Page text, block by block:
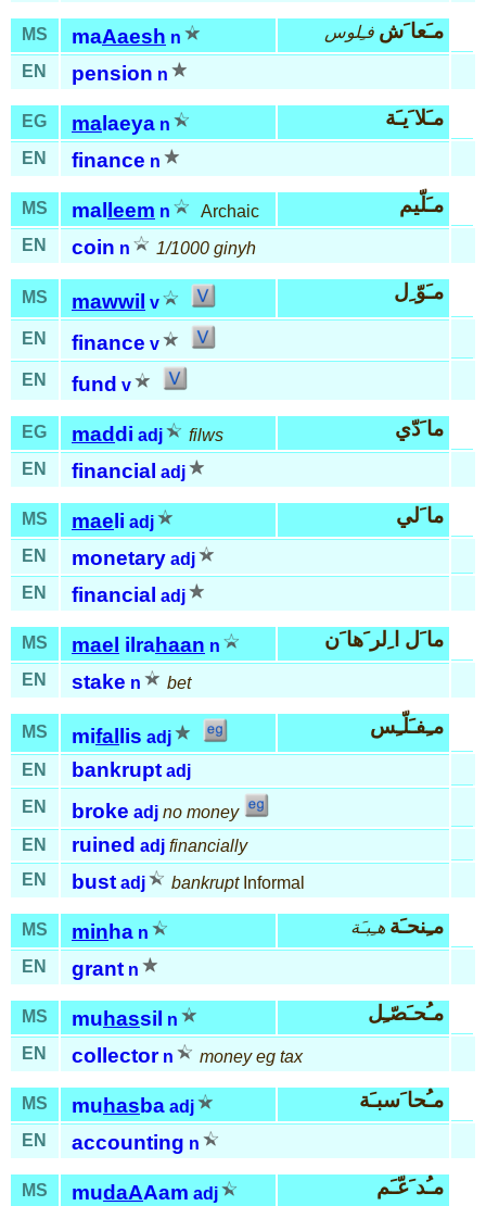
MS maAaesh n مـَعا َش فـِلوس
EN pension n
EG ma laeya n مـَلا َيـَة
EN finance n
MS mal leem n Archaic مـَلّيم
EN coin n 1/1000 ginyh
MS mawwil v مـَوّ ِل
EN finance v
EN
fund v
EG maddi adj filws ما َدّي
EN financial adj
MS mae li adj ما َلي
EN monetary adj
EN
financial adj
MS mael ilrahaan n ما َل ا ِلر َها َن
EN stake n bet
MS mifal lis adj مـِفـَلّـِس
EN bankrupt adj
EN
broke adj no money
EN
ruined adj financially
EN
bust adj bankruptInformal
MS minha n مـِنحـَة هـِبـَة
EN grant n
MS muhassil n مـُحـَصّـِل
EN collector n money eg tax
MS muhasba adj مـُحا َسبـَة
EN accounting n
MS mudaAAam adj مـُد َعّـَم